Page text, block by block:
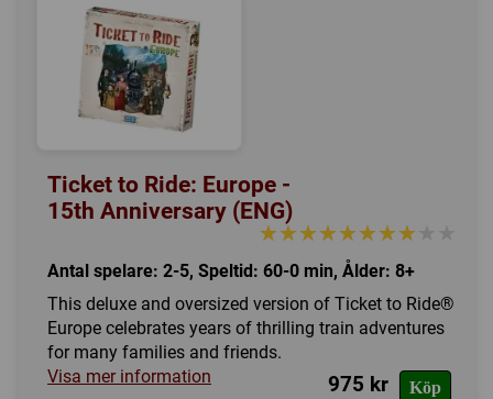
Ticket to Ride: Europe -
15th Anniversary (ENG)
★★★★★★★★★★
★★★★★★★★★★
Antal spelare: 2-5, Speltid: 60-0 min, Ålder: 8+
This deluxe and oversized version of Ticket to Ride®
Europe celebrates years of thrilling train adventures
for many families and friends.
Visa mer information
Köp
975 kr